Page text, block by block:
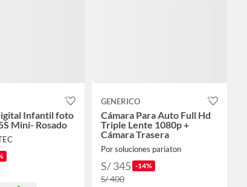
Infantil foto
Mini- Rosado
GENERICO
Cámara Para Auto Full Hd
Triple Lente 1080p +
Cámara Trasera
Por soluciones pariaton
S/ 345 -14%
S/ 400